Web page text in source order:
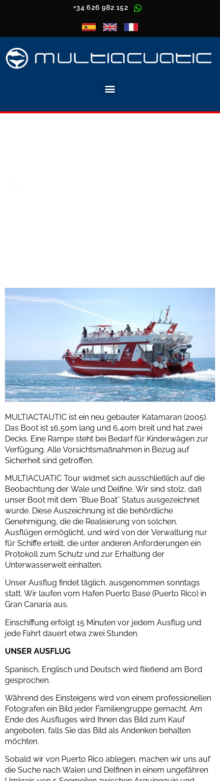
+34 626 982 152
MULTIACTAUTIC ist ein neu gebauter Katamaran (2005).
Das Boot ist 16,50m lang und 6,40m breit und hat zwei
Decks. Eine Rampe steht bei Bedarf für Kinderwägen zur
Verfügung. Alle Vorsichtsmaßnahmen in Bezug auf
Sicherheit sind getroffen.
MULTIACUATIC Tour widmet sich ausschließlich auf die
Beobachtung der Wale und Delfine. Wir sind stolz, daß
unser Boot mit dem ¨Blue Boat¨ Status ausgezeichnet
wurde. Diese Auszeichnung ist die behördliche
Genehmigung, die die Realisierung von solchen.
Ausflügen ermöglicht, und wird von der Verwaltung nur
für Schiffe erteilt, die unter anderen Anforderungen ein
Protokoll zum Schutz und zur Erhaltung der
Unterwasserwelt einhalten.
Unser Ausflug findet täglich, ausgenommen sonntags
statt. Wir laufen vom Hafen Puerto Base (Puerto Rico) in
Gran Canaria aus.
Einschiffung erfolgt 15 Minuten vor jedem Ausflug und
jede Fahrt dauert etwa zwei Stunden.
UNSER AUSFLUG
Spanisch, Englisch und Deutsch wird fließend am Bord
gesprochen.
Während des Einsteigens wird von einem professionellen
Fotografen ein Bild jeder Familiengruppe gemacht. Am
Ende des Ausfluges wird Ihnen das Bild zum Kauf
angeboten, falls Sie das Bild als Andenken behalten
möchten.
Sobald wir von Puerto Rico ablegen, machen wir uns auf
die Suche nach Walen und Delfinen in einem ungefähren